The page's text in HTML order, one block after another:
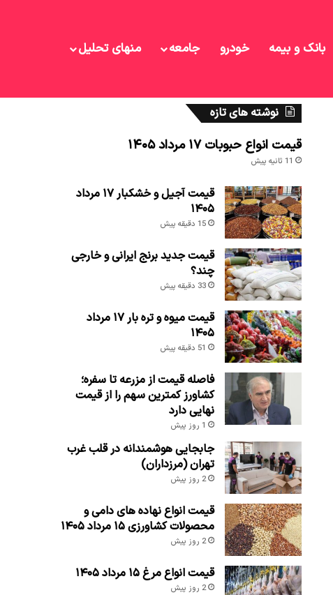
بانک و بیمه خودرو جامعه منهای تحلیل
نوشته های تازه
قیمت انواع حبوبات ۱۷ مرداد ۱۴۰۵
11 ثانیه پیش
قیمت آجیل و خشکبار ۱۷ مرداد
۱۴۰۵
15 دقیقه پیش
قیمت جدید برنج ایرانی و خارجی
چند؟
33 دقیقه پیش
قیمت میوه و تره بار ۱۷ مرداد
۱۴۰۵
51 دقیقه پیش
فاصله قیمت از مزرعه تا سفره؛
کشاورز کمترین سهم را از قیمت
نهایی دارد
1 روز پیش
جابجایی هوشمندانه در قلب غرب
تهران (مرزداران)
2 روز پیش
قیمت انواع نهاده های دامی و
محصولات کشاورزی ۱۵ مرداد ۱۴۰۵
2 روز پیش
قیمت انواع مرغ ۱۵ مرداد ۱۴۰۵
2 روز پیش